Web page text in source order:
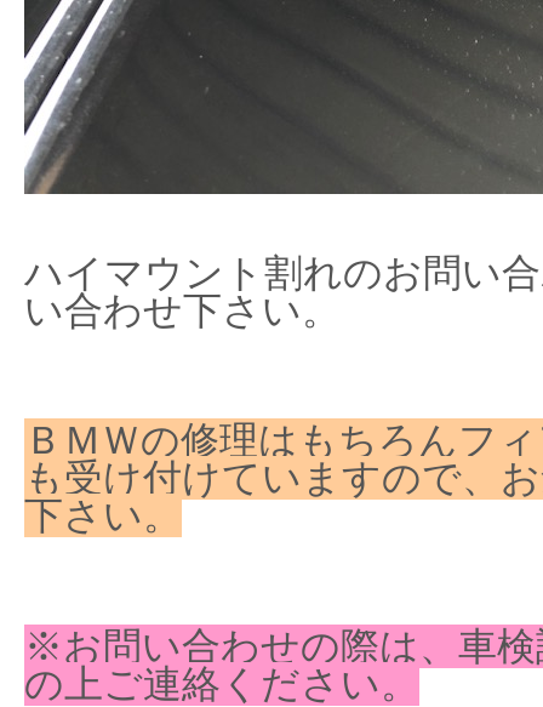
ハイマウント割れのお問い
い合わせ下さい。
ＢＭＷの修理はもちろんフ
も受け付けていますので、
下さい。
※お問い合わせの際は、車
の上ご連絡ください。